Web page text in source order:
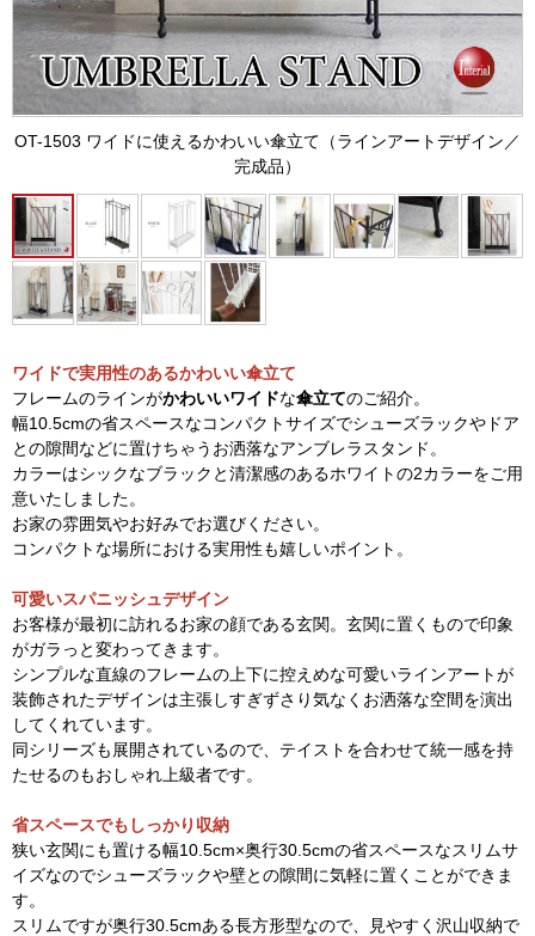
OT-1503 ワイドに使えるかわいい傘立て（ラインアートデザイン／
完成品）
ワイドで実用性のあるかわいい傘立て
フレームのラインがかわいいワイドな傘立てのご紹介。
幅10.5cmの省スペースなコンパクトサイズでシューズラックやドア
との隙間などに置けちゃうお洒落なアンブレラスタンド。
カラーはシックなブラックと清潔感のあるホワイトの2カラーをご用
意いたしました。
お家の雰囲気やお好みでお選びください。
コンパクトな場所における実用性も嬉しいポイント。
可愛いスパニッシュデザイン
お客様が最初に訪れるお家の顔である玄関。玄関に置くもので印象
がガラっと変わってきます。
シンプルな直線のフレームの上下に控えめな可愛いラインアートが
装飾されたデザインは主張しすぎずさり気なくお洒落な空間を演出
してくれています。
同シリーズも展開されているので、テイストを合わせて統一感を持
たせるのもおしゃれ上級者です。
省スペースでもしっかり収納
狭い玄関にも置ける幅10.5cm×奥行30.5cmの省スペースなスリムサ
イズなのでシューズラックや壁との隙間に気軽に置くことができま
す。
スリムですが奥行30.5cmある長方形型なので、見やすく沢山収納で